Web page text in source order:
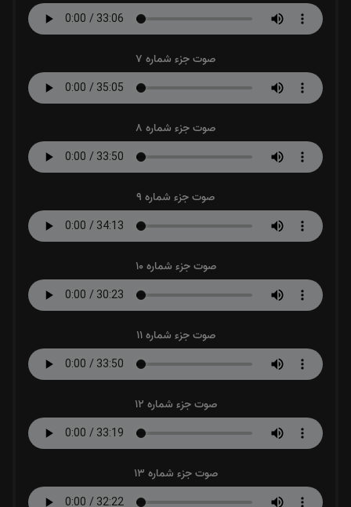
صوت جزء شماره 7
صوت جزء شماره 8
صوت جزء شماره 9
صوت جزء شماره 10
صوت جزء شماره 11
صوت جزء شماره 12
صوت جزء شماره 13